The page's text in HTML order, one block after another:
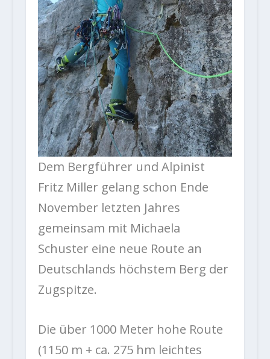
Dem Bergführer und Alpinist
Fritz Miller gelang schon Ende
November letzten Jahres
gemeinsam mit Michaela
Schuster eine neue Route an
Deutschlands höchstem Berg der
Zugspitze.
Die über 1000 Meter hohe Route
(1150 m + ca. 275 hm leichtes